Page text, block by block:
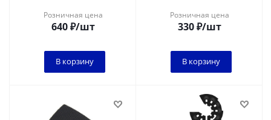
Розничная цена
640₽/шт
В корзину
Розничная цена
330₽/шт
В корзину